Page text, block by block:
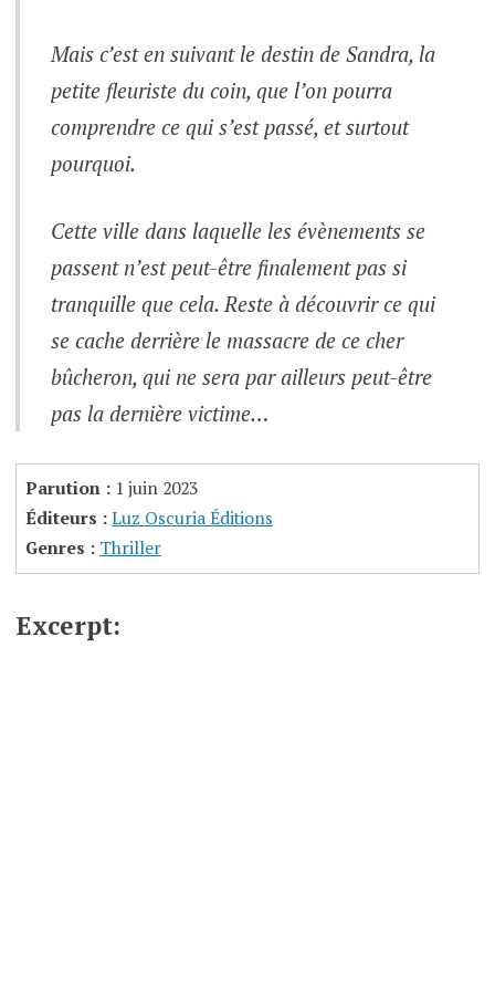
Mais c’est en suivant le destin de Sandra, la
petite fleuriste du coin, que l’on pourra
comprendre ce qui s’est passé, et surtout
pourquoi.
Cette ville dans laquelle les évènements se
passent n’est peut-être finalement pas si
tranquille que cela. Reste à découvrir ce qui
se cache derrière le massacre de ce cher
bûcheron, qui ne sera par ailleurs peut-être
pas la dernière victime…
Parution : 1 juin 2023
Éditeurs :Luz Oscuria Éditions
Genres : Thriller
Excerpt: